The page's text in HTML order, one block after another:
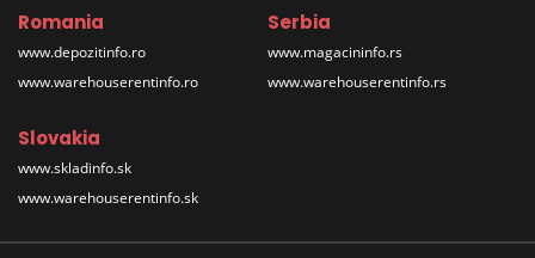
Romania
www.depozitinfo.ro
www.warehouserentinfo.ro
Serbia
www.magacininfo.rs
www.warehouserentinfo.rs
Slovakia
www.skladinfo.sk
www.warehouserentinfo.sk